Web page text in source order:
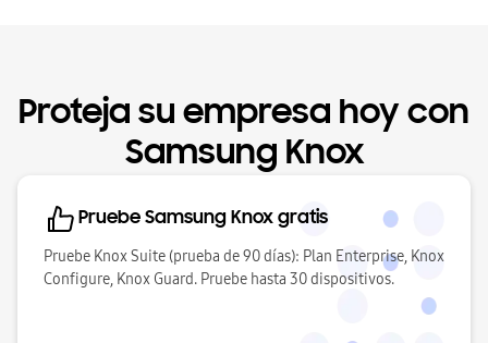
Proteja su empresa hoy con
Samsung Knox
Pruebe Samsung Knox gratis
Pruebe Knox Suite (prueba de 90 días): Plan Enterprise, Knox
Configure, Knox Guard. Pruebe hasta 30 dispositivos.